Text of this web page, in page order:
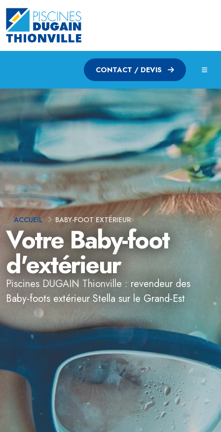
CONTACT / DEVIS
Votre Baby-foot
d'extérieur
Piscines DUGAIN Thionville : revendeur des
Baby-foots extérieur Stella sur le Grand-Est
ACCUEIL BABY-FOOT EXTÉRIEUR